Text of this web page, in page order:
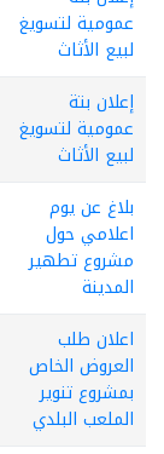
عمومية لتسويغ
لبيع الأثاث
إعلان بتة
عمومية لتسويغ
لبيع الأثاث
بلاغ عن يوم
اعلامي حول
مشروع تطهير
المدينة
اعلان طلب
العروض الخاص
بمشروع تنوير
الملعب البلدي